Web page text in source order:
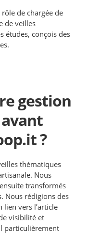
de chargée de
de veilles
études, conçois des
gestion
?
thématiques
Nous
transformés
Nous rédigions des
lien vers l’article
visibilité et
particulièrement